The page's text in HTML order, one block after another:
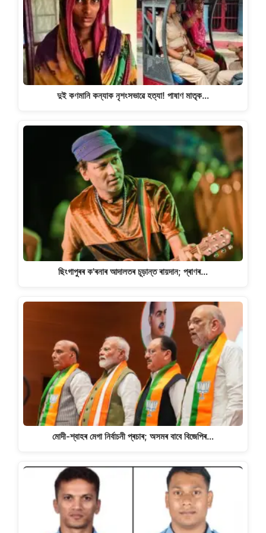
দুই কণমানি কন্যাক নৃশংসভাৱে হত্যা! পাষাণ মাতৃক…
ছিংগাপুৰৰ ক'ৰনাৰ আদালতৰ চূড়ান্ত ৰায়দান; প্ৰাণৰ…
মোদী-শ্বাহৰ মেগা নিৰ্বাচনী প্ৰচাৰ; অসমৰ বাবে বিজেপিৰ…